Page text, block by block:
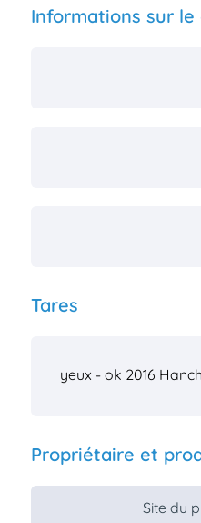
Informations sur le
Tares
yeux - ok 2016
Propriétaire et
Site du